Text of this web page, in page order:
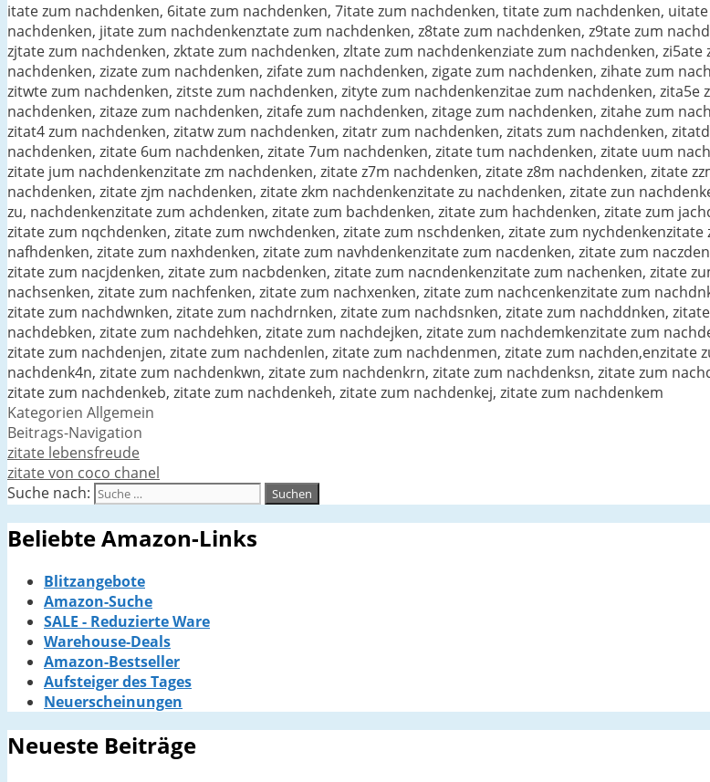
itate zum nachdenken, 6itate zum nachdenken, 7itate zum nachdenken, titate zum nachdenken,
nachdenken, jitate zum nachdenkenztate zum nachdenken, z8tate zum nachdenken, z9tate zum
zjtate zum nachdenken, zktate zum nachdenken, zltate zum nachdenkenziate zum nachdenken,
nachdenken, zizate zum nachdenken, zifate zum nachdenken, zigate zum nachdenken, zihate zum
zitwte zum nachdenken, zitste zum nachdenken, zityte zum nachdenkenzitae zum nachdenken,
nachdenken, zitaze zum nachdenken, zitafe zum nachdenken, zitage zum nachdenken, zitahe zum
zitat4 zum nachdenken, zitatw zum nachdenken, zitatr zum nachdenken, zitats zum nachdenken,
nachdenken, zitate 6um nachdenken, zitate 7um nachdenken, zitate tum nachdenken, zitate uum
zitate jum nachdenkenzitate zm nachdenken, zitate z7m nachdenken, zitate z8m nachdenken, zitate
nachdenken, zitate zjm nachdenken, zitate zkm nachdenkenzitate zu nachdenken, zitate zun
zu, nachdenkenzitate zum achdenken, zitate zum bachdenken, zitate zum hachdenken, zitate zum
zitate zum nqchdenken, zitate zum nwchdenken, zitate zum nschdenken, zitate zum
nafhdenken, zitate zum naxhdenken, zitate zum navhdenkenzitate zum nacdenken, zitate zum
zitate zum nacjdenken, zitate zum nacbdenken, zitate zum nacndenkenzitate zum nachenken, zitate
nachsenken, zitate zum nachfenken, zitate zum nachxenken, zitate zum nachcenkenzitate zum
zitate zum nachdwnken, zitate zum nachdrnken, zitate zum nachdsnken, zitate zum nachddnken,
nachdebken, zitate zum nachdehken, zitate zum nachdejken, zitate zum nachdemkenzitate zum
zitate zum nachdenjen, zitate zum nachdenlen, zitate zum nachdenmen, zitate zum nachden,enzitate
nachdenk4n, zitate zum nachdenkwn, zitate zum nachdenkrn, zitate zum nachdenksn, zitate zum
zitate zum nachdenkeb, zitate zum nachdenkeh, zitate zum nachdenkej, zitate zum nachdenkem
Kategorien Allgemein
Beitrags-Navigation
zitate lebensfreude
zitate von coco chanel
Suche nach:
Beliebte Amazon-Links
Blitzangebote
Amazon-Suche
SALE - Reduzierte Ware
Warehouse-Deals
Amazon-Bestseller
Aufsteiger des Tages
Neuerscheinungen
Neueste Beiträge